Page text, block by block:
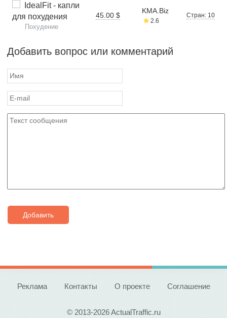
IdealFit - капли
для похудения
Похудение
45.00 $
KMA.Biz
2.6
Стран: 10
Добавить вопрос или комментарий
Добавить
Реклама Контакты О проекте Соглашение
© 2013-2026 ActualTraffic.ru